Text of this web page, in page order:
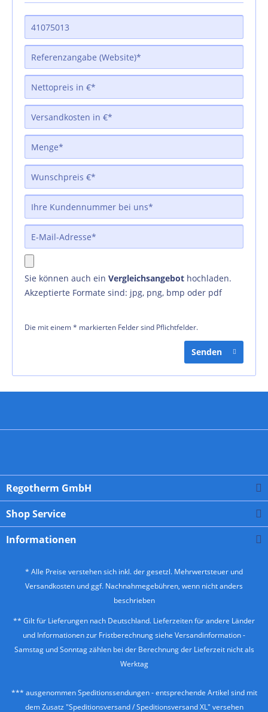
Sie können auch ein Vergleichsangebot hochladen.
Akzeptierte Formate sind: jpg, png, bmp oder pdf
Die mit einem * markierten Felder sind Pflichtfelder.
Senden
Regotherm GmbH
Shop Service
Informationen
* Alle Preise verstehen sich inkl. der gesetzl. Mehrwertsteuer und
Versandkosten und ggf. Nachnahmegebühren, wenn nicht anders
beschrieben
** Gilt für Lieferungen nach Deutschland. Lieferzeiten für andere Länder
und Informationen zur Fristberechnung siehe Versandinformation-
Samstag und Sonntag zählen bei der Berechnung der Lieferzeit nicht als
Werktag
*** ausgenommen Speditionssendungen - entsprechende Artikel sind mit
dem Zusatz "Speditionsversand / Speditionsversand XL" versehen